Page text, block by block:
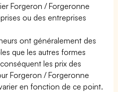
Forgeron / Forgeronne
ou des entreprises
ont généralement des
que les autres formes
les prix des
Forgeron / Forgeronne
en fonction de ce point.